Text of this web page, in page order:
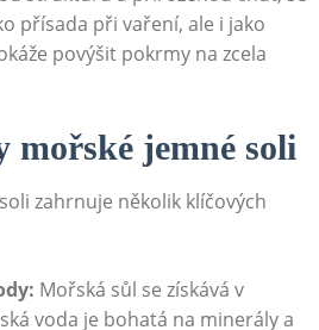
přísada při vaření, ale i jako
povýšit pokrmy na zcela
mořské jemné soli
zahrnuje několik klíčových
Mořská sůl se získává v
voda je bohatá na minerály a